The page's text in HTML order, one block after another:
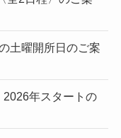
土曜開所日のご案
年スタートの